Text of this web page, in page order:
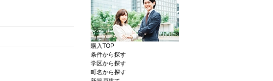
購入TOP
条件から探す
学区から探す
町名から探す